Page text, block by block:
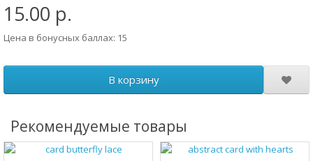
15.00 р.
Цена в бонусных баллах: 15
В корзину
Рекомендуемые товары